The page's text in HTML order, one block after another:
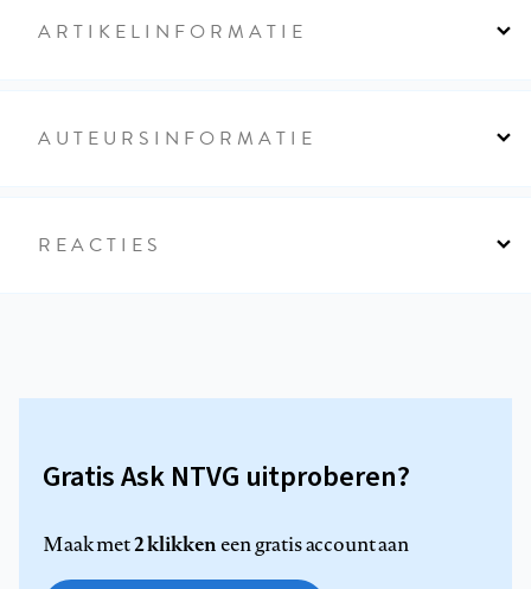
ARTIKELINFORMATIE
AUTEURSINFORMATIE
REACTIES
Gratis Ask NTVG uitproberen?
Maak met2 klikkeneen gratis account aan